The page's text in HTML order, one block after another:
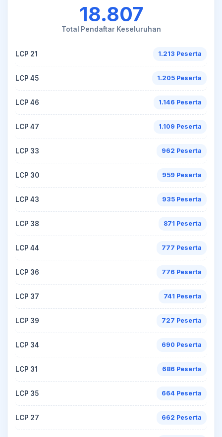
18.807
Total Pendaftar Keseluruhan
LCP 21 1.213 Peserta
LCP 45 1.205 Peserta
LCP 46 1.146 Peserta
LCP 47 1.109 Peserta
LCP 33 962 Peserta
LCP 30 959 Peserta
LCP 43 935 Peserta
LCP 38 871 Peserta
LCP 44 777 Peserta
LCP 36 776 Peserta
LCP 37 741 Peserta
LCP 39 727 Peserta
LCP 34 690 Peserta
LCP 31 686 Peserta
LCP 35 664 Peserta
LCP 27 662 Peserta